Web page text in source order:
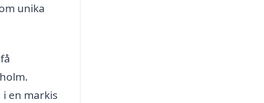
unika
en markis